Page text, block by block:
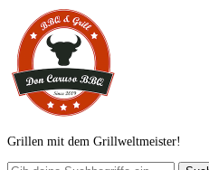
Grillen mit dem Grillweltmeister!